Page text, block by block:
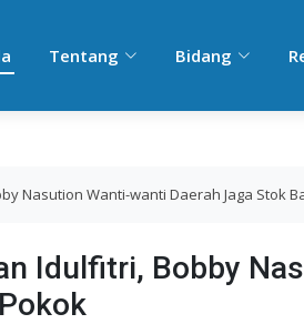
Tentang Bidang
Nasution Wanti-wanti Daerah Jaga Stok
Idulfitri, Bobby